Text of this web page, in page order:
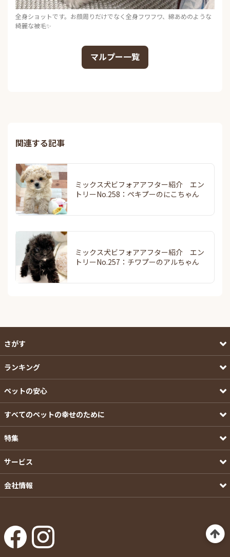
全身ショットです。お顔周りだけでなく全身フワフワ、綿あめのような
綺麗な被毛✨
マルプー一覧
関連する記事
ミックス犬ビフォアアフター紹介 エン
トリーNo.258：ペキプーのにこちゃん
ミックス犬ビフォアアフター紹介 エン
トリーNo.257：チワプーのアルちゃん
さがす
ランキング
ペットの安心
すべてのペットの幸せのために
特集
サービス
会社情報